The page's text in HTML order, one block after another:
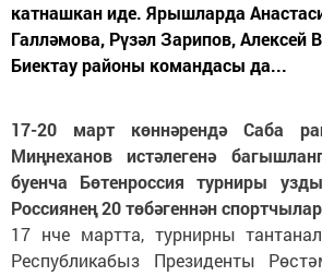
катнашкан иде. Ярышларда
Галләмова, Рүзәл Зарипов, Алексей
Биектау районы командасы да...
17-20 март көннәрендә Саба
Миңнеханов истәлегенә
буенча Бөтенроссия турниры
Россиянең 20 төбәгеннән
17 нче мартта, турнирны
Республикабыз Президенты